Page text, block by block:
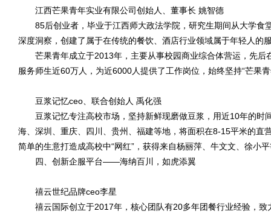
江西芒果青年实业有限公司创始人、董事长 姚智德
85后创业者，毕业于江西师大政法学院，研究生期间从大学食
深度洞察，创建了属于在传统的餐饮、酒店行业领域属于年轻人的
芒果青年成立于2013年，主要从事校园商业综合体营运，先后
服务师生近60万人，为近6000人提供了工作岗位，始终坚持“芒果
豆浆记忆ceo、联合创始人 禹化强
豆浆记忆专注高校市场，坚持新鲜现磨做豆浆，用近10年的时
海、深圳、重庆、四川、贵州、福建等地，将面积在8-15平米的
简单的生意打造成高校中“网红”，获得来自杨丽萍、牛文文、徐小
四、创新企服平台——海纳百川，如虎添翼
禧云世纪品牌ceo李星
禧云国际创立于2017年，核心团队有20多年团餐行业经验，致